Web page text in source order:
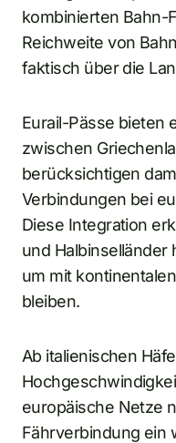
kombinierten Bahn-
Reichweite von
faktisch über die
Eurail-Pässe bieten
zwischen
berücksichtigen
Verbindungen bei
Diese Integration
und Halbinselländer
um mit
bleiben.
Ab italienischen
europäische Netze
Fährverbindung ein